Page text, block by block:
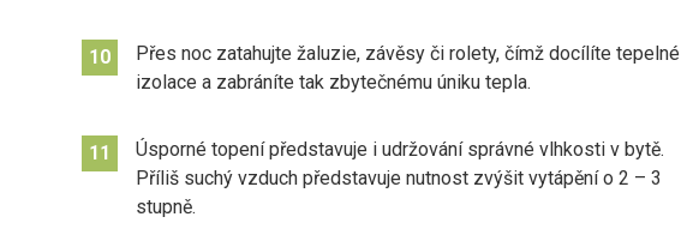
10
Přes noc zatahujte žaluzie, závěsy či rolety, čímž docílíte tepelné
izolace a zabráníte tak zbytečnému úniku tepla.
11
Úsporné topení představuje i udržování správné vlhkosti v bytě.
Příliš suchý vzduch představuje nutnost zvýšit vytápění o 2 – 3
stupně.